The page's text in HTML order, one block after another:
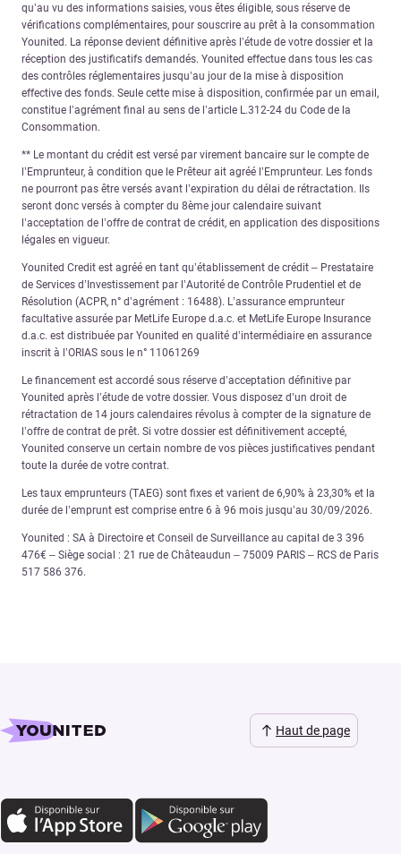
qu’au vu des informations saisies, vous êtes éligible, sous réserve de
vérifications complémentaires, pour souscrire au prêt à la consommation
Younited. La réponse devient définitive après l’étude de votre dossier et la
réception des justificatifs demandés. Younited effectue dans tous les cas
des contrôles réglementaires jusqu’au jour de la mise à disposition
effective des fonds. Seule cette mise à disposition, confirmée par un email,
constitue l’agrément final au sens de l’article L.312-24 du Code de la
Consommation.
** Le montant du crédit est versé par virement bancaire sur le compte de
l’Emprunteur, à condition que le Prêteur ait agréé l’Emprunteur. Les fonds
ne pourront pas être versés avant l’expiration du délai de rétractation. Ils
seront donc versés à compter du 8ème jour calendaire suivant
l’acceptation de l’offre de contrat de crédit, en application des dispositions
légales en vigueur.
Younited Credit est agréé en tant qu’établissement de crédit – Prestataire
de Services d’Investissement par l’Autorité de Contrôle Prudentiel et de
Résolution (ACPR, n° d’agrément : 16488). L’assurance emprunteur
facultative assurée par MetLife Europe d.a.c. et MetLife Europe Insurance
d.a.c. est distribuée par Younited en qualité d’intermédiaire en assurance
inscrit à l’ORIAS sous le n° 11061269
Le financement est accordé sous réserve d’acceptation définitive par
Younited après l’étude de votre dossier. Vous disposez d’un droit de
rétractation de 14 jours calendaires révolus à compter de la signature de
l’offre de contrat de prêt. Si votre dossier est définitivement accepté,
Younited conserve un certain nombre de vos pièces justificatives pendant
toute la durée de votre contrat.
Les taux emprunteurs (TAEG) sont fixes et varient de 6,90% à 23,30% et la
durée de l’emprunt est comprise entre 6 à 96 mois jusqu’au 30/09/2026.
Younited : SA à Directoire et Conseil de Surveillance au capital de 3 396
476€ – Siège social : 21 rue de Châteaudun – 75009 PARIS – RCS de Paris
517 586 376.
Haut de page